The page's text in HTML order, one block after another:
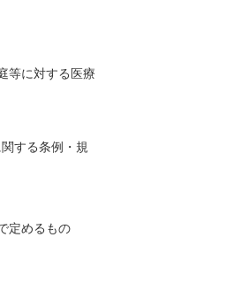
等に対する医療
する条例・規
定めるもの